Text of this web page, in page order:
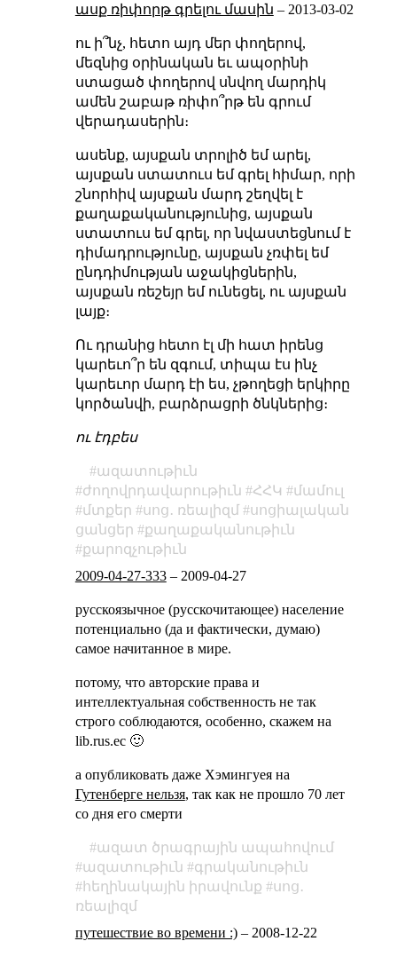
ասք ռիփորթ գրելու մասին – 2013-03-02
ու ի՞նչ, հետո այդ մեր փողերով,
մեզնից օրինական եւ ապօրինի
ստացած փողերով սնվող մարդիկ
ամեն շաբաթ ռիփո՞րթ են գրում
վերադասերին։
ասենք, այսքան տրոլիծ եմ արել,
այսքան ստատուս եմ գրել հիմար, որի
շնորհիվ այսքան մարդ շեղվել է
քաղաքականությունից, այսքան
ստատուս եմ գրել, որ նվաստեցնում է
դիմադրությունը, այսքան չռփել եմ
ընդդիմության աջակիցներին,
այսքան ռեշեյր եմ ունեցել, ու այսքան
լայք։
Ու դրանից հետո էլ մի հատ իրենց
կարեւո՞ր են զգում, տիպա էս ինչ
կարեւոր մարդ էի ես, չթողեցի երկիրը
կործանվի, բարձրացրի ծնկներից։
ու էդբես
ազատութիւն
ժողովրդավարութիւն
ՀՀԿ
մամուլ
մտքեր
սոց․ ռեալիզմ
սոցիալական
ցանցեր
քաղաքականութիւն
քարոզչութիւն
2009-04-27-333– 2009-04-27
русскоязычное (русскочитающее) население
потенциально (да и фактически, думаю)
самое начитанное в мире.
потому, что авторские права и
интеллектуальная собственность не так
строго соблюдаются, особенно, скажем на
lib.rus.ec 🙂
а опубликовать даже Хэмингуея на
Гутенберге нельзя, так как не прошло 70 лет
со дня его смерти
ազատ ծրագրային ապահովում
ազատութիւն
գրականութիւն
հեղինակային իրավունք
սոց․
ռեալիզմ
путешествие во времени :)– 2008-12-22